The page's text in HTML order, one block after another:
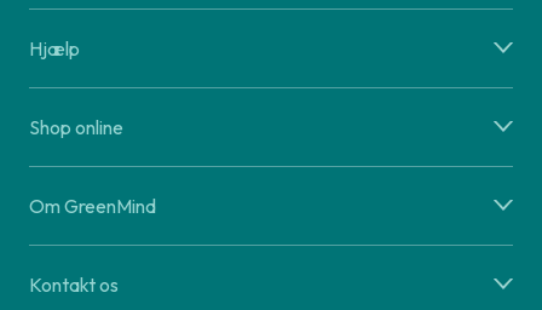
Hjælp
Shop online
Om GreenMind
Kontakt os